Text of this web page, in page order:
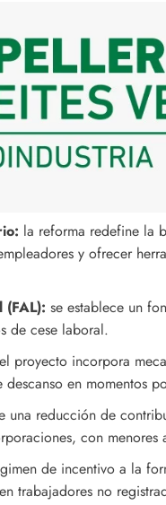
la reforma redefine la
y ofrecer
se establece un
de cese laboral.
el proyecto incorpora
en momentos
una reducción de
con menores
de incentivo a la
trabajadores no